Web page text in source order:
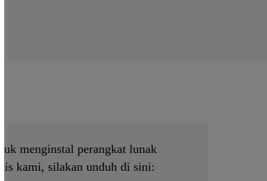
menginstal perangkat lunak
kami, silakan unduh di sini: